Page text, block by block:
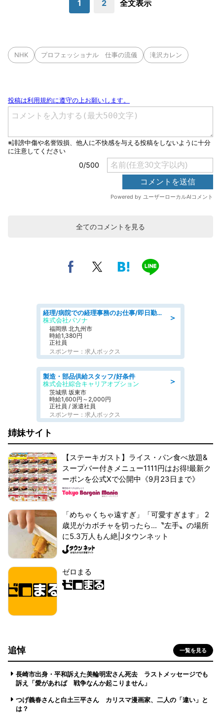
1 2 全文表示
NHK プロフェッショナル 仕事の流儀 滝沢カレン
全てのコメントを見る
＞
経理/病院での経理事務のお仕事/即日勤務可/車通勤可/経理/一般事務
株式会社パソナ
福岡県 北九州市
時給1,380円
正社員
スポンサー：求人ボックス
＞
製造・部品供給スタッフ/好条件
株式会社綜合キャリアオプション
茨城県 坂東市
時給1,600円～2,000円
正社員 / 派遣社員
スポンサー：求人ボックス
姉妹サイト
【ステーキガスト】ライス・パン食べ放題&
スープバー付きメニュー1111円はお得!最新ク
ーポンを公式Xで公開中《9月23日まで》
「めちゃくちゃ遠すぎ」「可愛すぎます」 2
歳児がカボチャを切ったら...〝左手〟の場所
に5.3万人もん絶|Jタウンネット
ゼロまる
追悼 一覧を見る
長崎市出身・平和訴えた美輪明宏さん死去 ラストメッセージでも
訴え「愛があれば 戦争なんか起こりません」
つげ義春さんと白土三平さん カリスマ漫画家、二人の「違い」と
は？